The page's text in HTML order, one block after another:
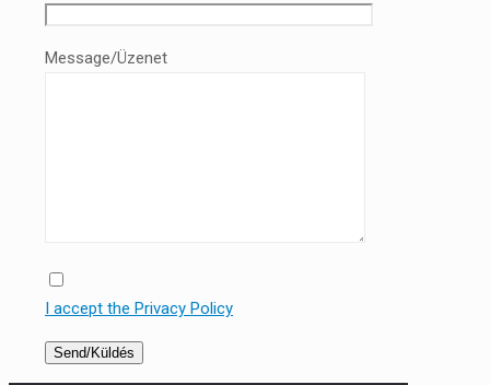
Message/Üzenet
I accept the Privacy Policy